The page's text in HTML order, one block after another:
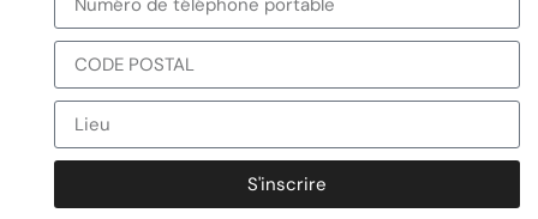
S'inscrire